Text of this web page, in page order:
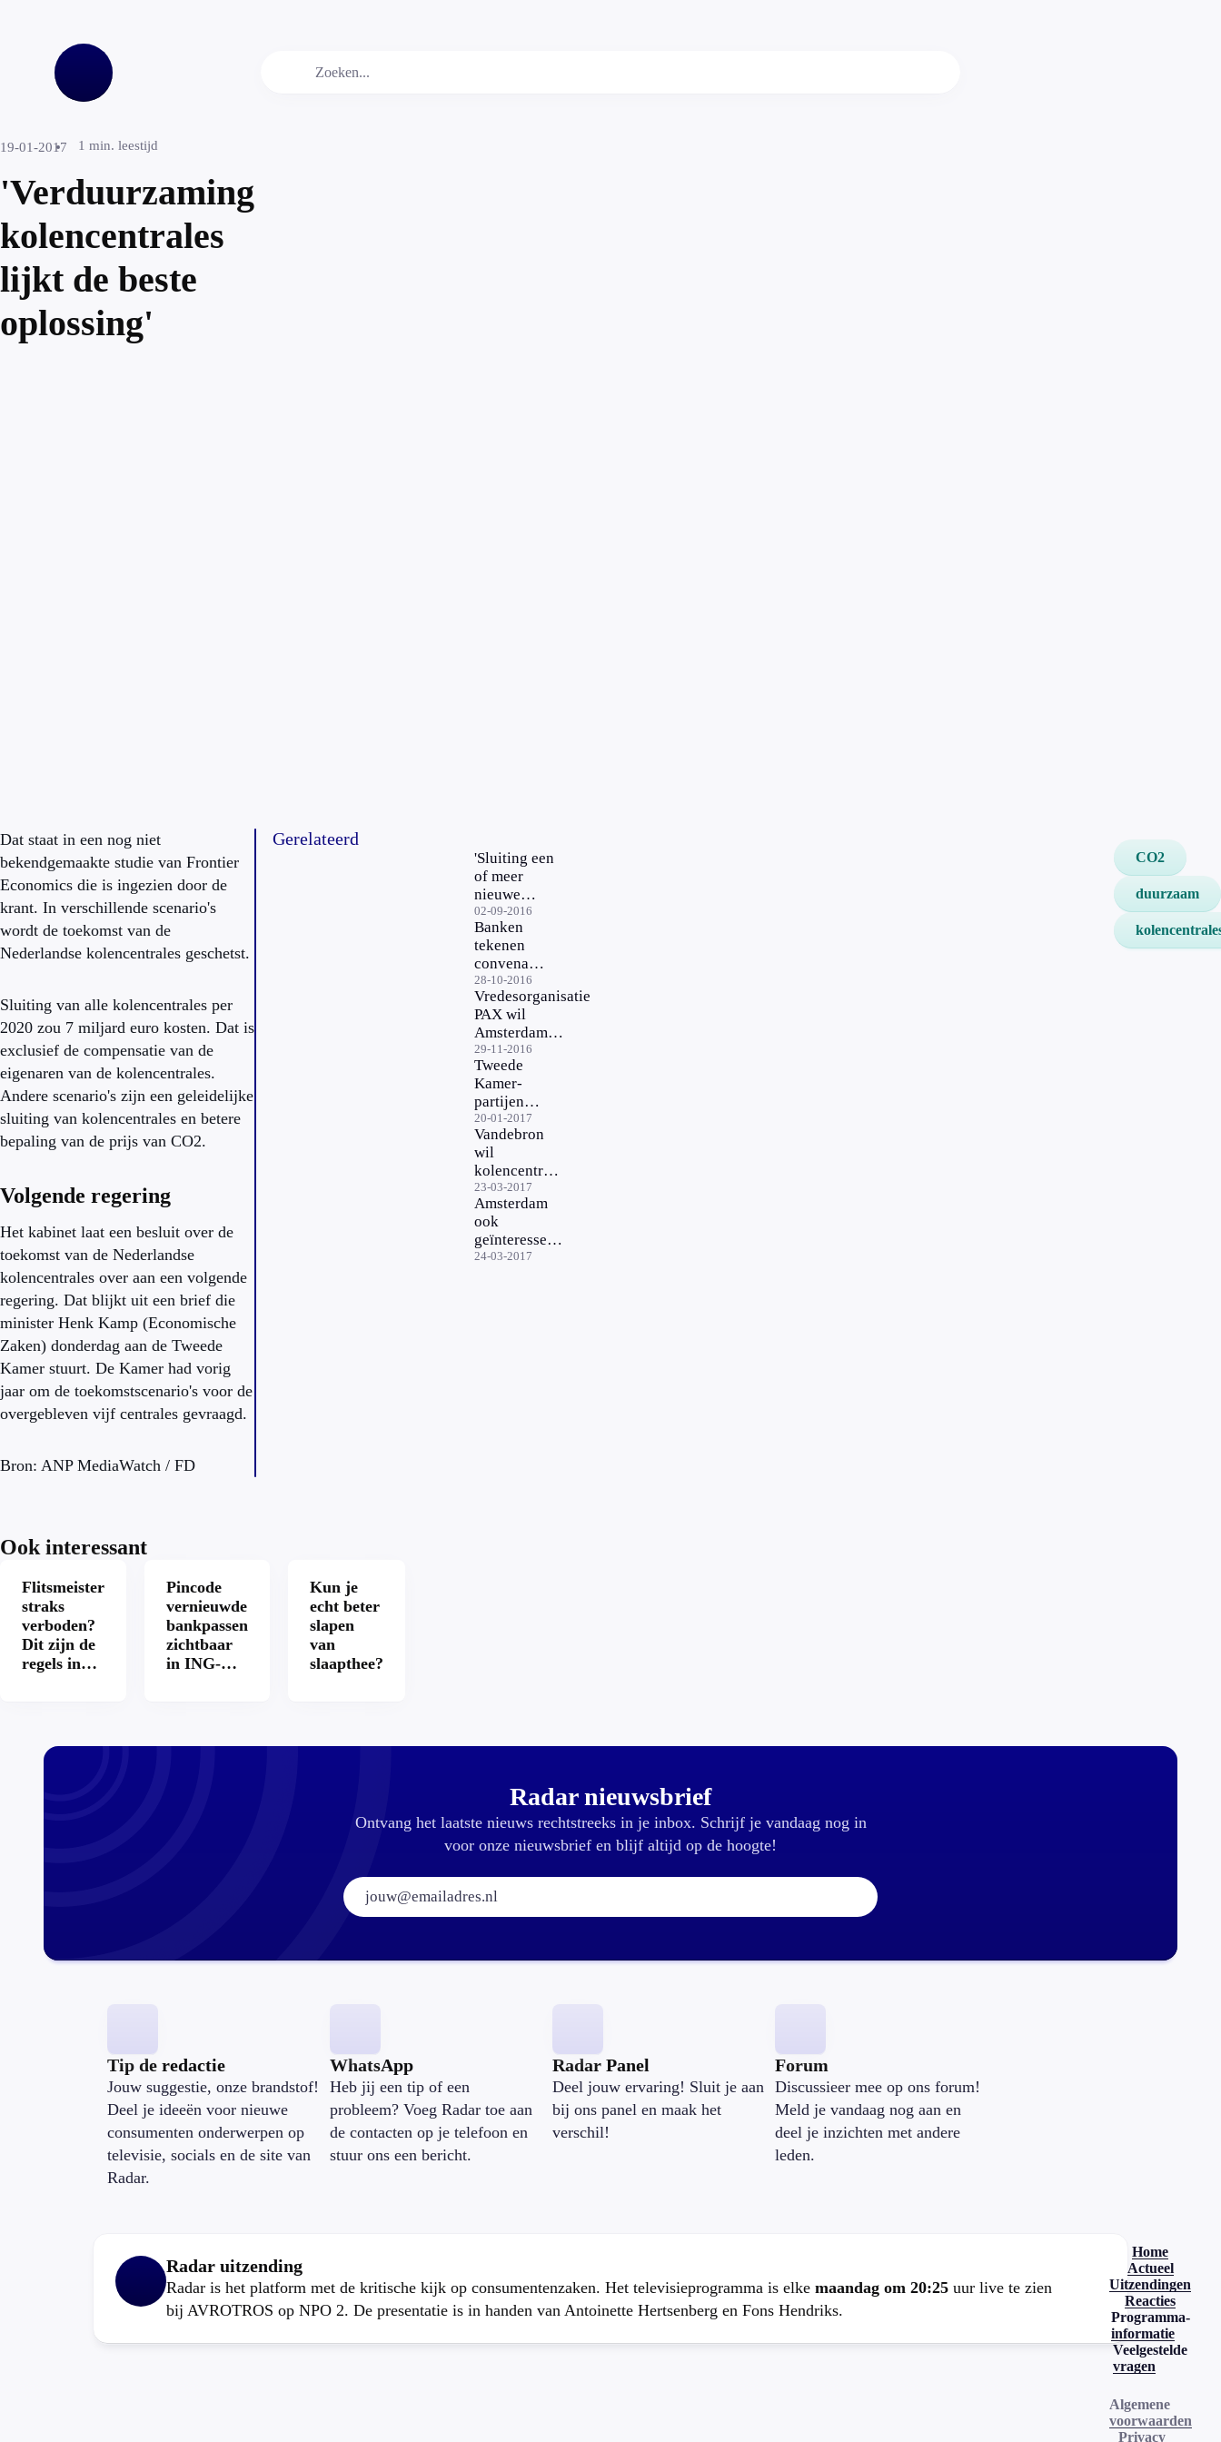
19-01-2017 1 min. leestijd
'Verduurzaming
kolencentrales
lijkt de beste
oplossing'
Dat staat in een nog niet
bekendgemaakte studie van Frontier
Economics die is ingezien door de
krant. In verschillende scenario's
wordt de toekomst van de
Nederlandse kolencentrales geschetst.
Sluiting van alle kolencentrales per
2020 zou 7 miljard euro kosten. Dat is
exclusief de compensatie van de
eigenaren van de kolencentrales.
Andere scenario's zijn een geleidelijke
sluiting van kolencentrales en betere
bepaling van de prijs van CO2.
Volgende regering
Het kabinet laat een besluit over de
toekomst van de Nederlandse
kolencentrales over aan een volgende
regering. Dat blijkt uit een brief die
minister Henk Kamp (Economische
Zaken) donderdag aan de Tweede
Kamer stuurt. De Kamer had vorig
jaar om de toekomstscenario's voor de
overgebleven vijf centrales gevraagd.
Bron: ANP MediaWatch / FD
Gerelateerd
'Sluiting een
of meer
nieuwe
kolencentrales
noodzakelijk'
02-09-2016
Banken
tekenen
convenant
tegen
misstanden
28-10-2016
Vredesorganisatie
PAX wil
Amsterdam
bloedkolenvrij
maken
29-11-2016
Tweede
Kamer-
partijen
oneens met
uitstel van
sluiting
kolencentrales
20-01-2017
Vandebron
wil
kolencentrale
Nuon kopen
en sluiten
23-03-2017
Amsterdam
ook
geïnteresseerd
in
24-03-2017
CO2
duurzaam
Ook interessant
Flitsmeister
straks
verboden?
Dit zijn de
regels in
Pincode
vernieuwde
bankpassen
zichtbaar
in ING-
Kun je
echt beter
slapen
van
slaapthee?
Radar nieuwsbrief
Ontvang het laatste nieuws rechtstreeks in je inbox. Schrijf je vandaag nog in
voor onze nieuwsbrief en blijf altijd op de hoogte!
E-mailadres:
Tip de redactie
Jouw suggestie, onze brandstof!
Deel je ideeën voor nieuwe
consumenten onderwerpen op
televisie, socials en de site van
Radar.
WhatsApp
Heb jij een tip of een
probleem? Voeg Radar toe aan
de contacten op je telefoon en
stuur ons een bericht.
Radar Panel
Deel jouw ervaring! Sluit je aan
bij ons panel en maak het
verschil!
Forum
Discussieer mee op ons forum!
Meld je vandaag nog aan en
deel je inzichten met andere
leden.
Radar uitzending
Radar is het platform met de kritische kijk op consumentenzaken. Het televisieprogramma is elke maandag om 20:25 uur live te zien
bij AVROTROS op NPO 2. De presentatie is in handen van Antoinette Hertsenberg en Fons Hendriks.
Home
Actueel
Uitzendingen
Reacties
Programma-
informatie
Veelgestelde
vragen
Algemene
voorwaarden
Privacy